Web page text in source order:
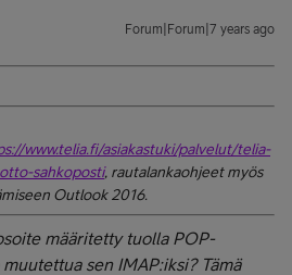
Forum|Forum|7 years ago
www.telia.fi/asiakastuki/palvelut/telia-
sahkoposti, rautalankaohjeet myös
Outlook 2016.
määritetty tuolla POP-
sen IMAP:iksi? Tämä